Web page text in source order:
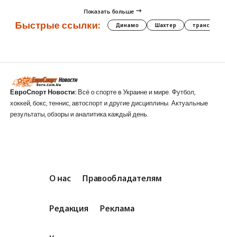
Показать больше
Быстрые ссылки: Динамо Шахтер трансферы
ЕвроСпорт Новости: Всё о спорте в Украине и мире. Футбол,
хоккей, бокс, теннис, автоспорт и другие дисциплины. Актуальные
результаты, обзоры и аналитика каждый день.
О нас Правообладателям
Редакция Реклама